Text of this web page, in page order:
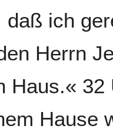
daß ich
Herrn
Haus.«
Hause